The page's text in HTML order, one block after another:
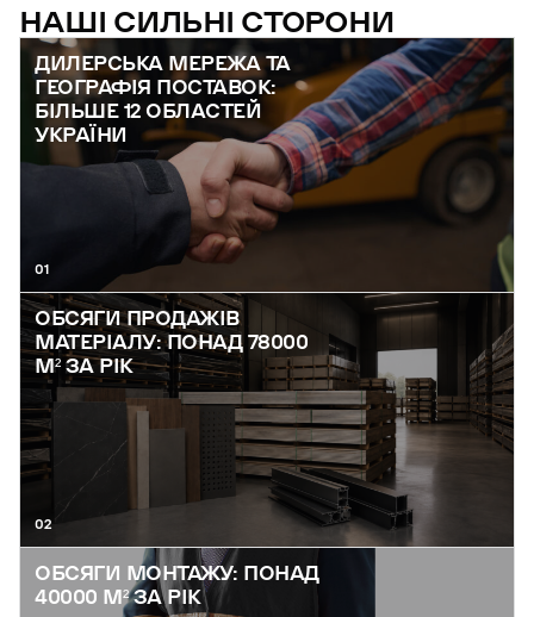
НАШІ СИЛЬНІ СТОРОНИ
ДИЛЕРСЬКА МЕРЕЖА ТА
ГЕОГРАФІЯ ПОСТАВОК:
БІЛЬШЕ 12 ОБЛАСТЕЙ
УКРАЇНИ
01
ОБСЯГИ ПРОДАЖІВ
МАТЕРІАЛУ: ПОНАД 78000
М² ЗА РІК
02
ОБСЯГИ МОНТАЖУ: ПОНАД
40000 М² ЗА РІК